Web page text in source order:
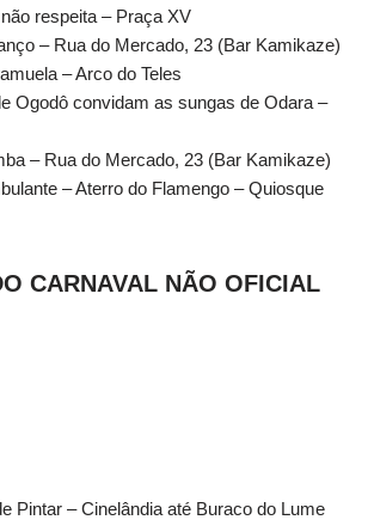
respeita – Praça XV
– Rua do Mercado, 23 (Bar Kamikaze)
– Arco do Teles
Ogodô convidam as sungas de Odara –
– Rua do Mercado, 23 (Bar Kamikaze)
– Aterro do Flamengo – Quiosque
CARNAVAL NÃO OFICIAL
Pintar – Cinelândia até Buraco do Lume